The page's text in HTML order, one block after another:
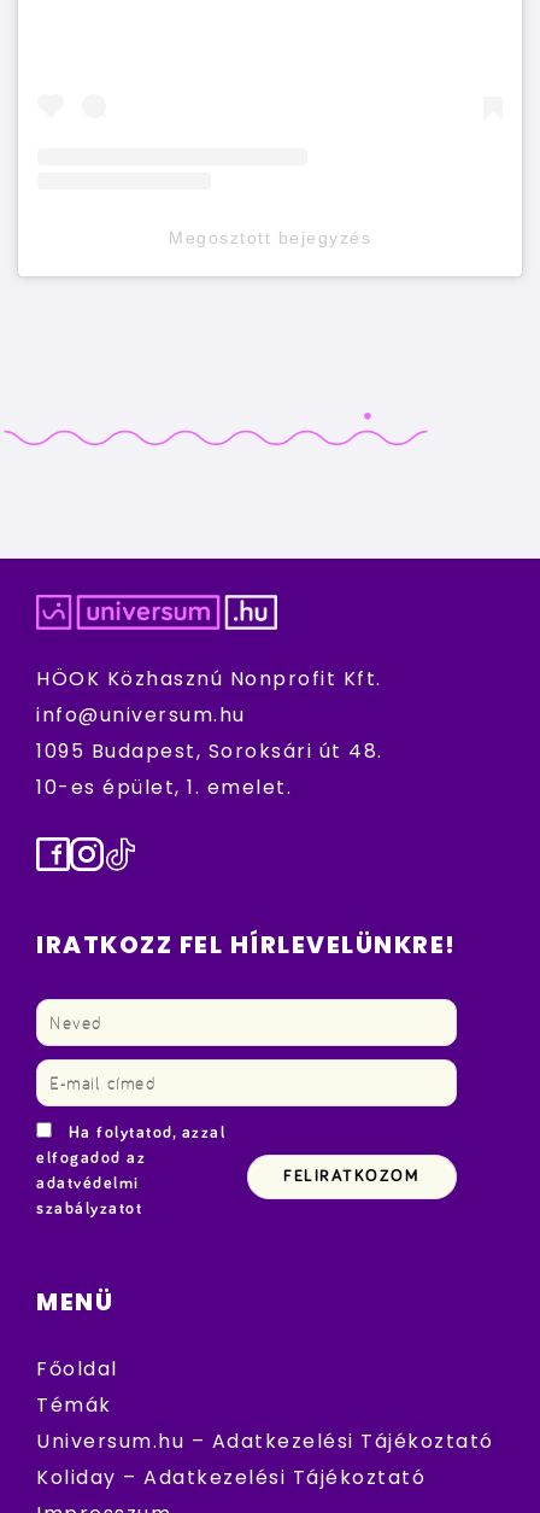
Megosztott bejegyzés
HÖOK Közhasznú Nonprofit Kft.
info@universum.hu
1095 Budapest, Soroksári út 48.
10-es épület, 1. emelet.
Facebook
Instagram
TikTok
IRATKOZZ FEL HÍRLEVELÜNKRE!
Ha folytatod, azzal
elfogadod az
adatvédelmi
szabályzatot
MENÜ
Főoldal
Témák
Universum.hu – Adatkezelési Tájékoztató
Koliday – Adatkezelési Tájékoztató